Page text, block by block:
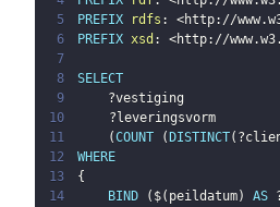
5
PREFIX rdfs : <http://
6
PREFIX xsd : <http://
7
8
SELECT
9
?vestiging
10
?leveringsvorm
11
(COUNT ( DISTINCT(
12
WHERE
13
{
14
BIND ( $( peildatum) AS